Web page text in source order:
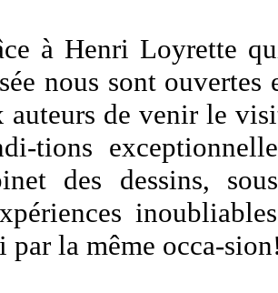
à Henri Loyrette
nous sont
auteurs de venir le
tions
des dessins,
par la même occa-